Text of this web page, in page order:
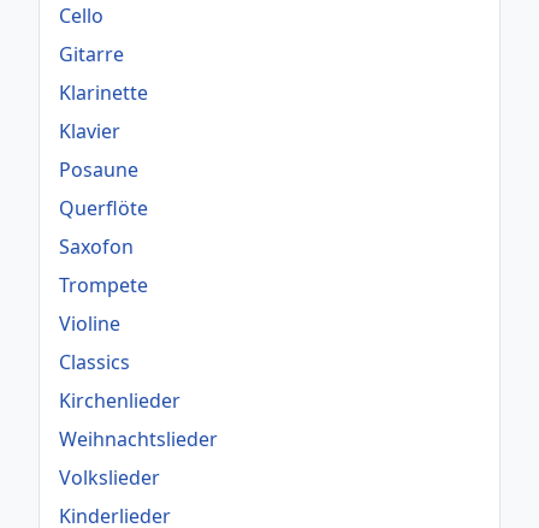
Cello
Gitarre
Klarinette
Klavier
Posaune
Querflöte
Saxofon
Trompete
Violine
Classics
Kirchenlieder
Weihnachtslieder
Volkslieder
Kinderlieder